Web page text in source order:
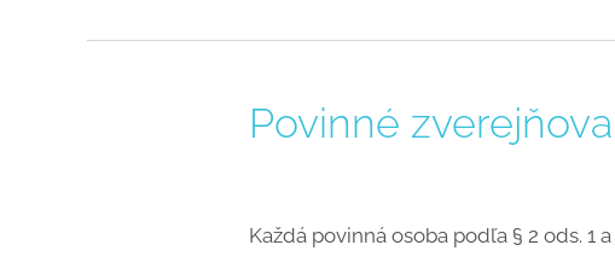
Povinné
Každá povinná osoba podľa § 2 ods. 1